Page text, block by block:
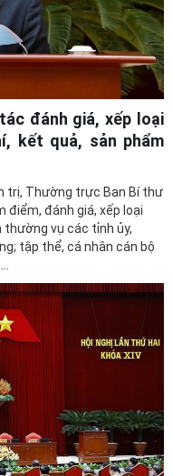
đánh giá, xếp loại
kết quả, sản phẩm
trị, Thường trực Ban Bí thư
điểm, đánh giá, xếp loại
thường vụ các tỉnh ủy,
tập thể, cá nhân cán bộ